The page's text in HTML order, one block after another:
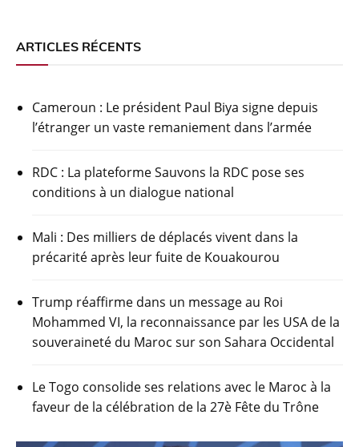
ARTICLES RÉCENTS
Cameroun : Le président Paul Biya signe depuis
l’étranger un vaste remaniement dans l’armée
RDC : La plateforme Sauvons la RDC pose ses
conditions à un dialogue national
Mali : Des milliers de déplacés vivent dans la
précarité après leur fuite de Kouakourou
Trump réaffirme dans un message au Roi
Mohammed VI, la reconnaissance par les USA de la
souveraineté du Maroc sur son Sahara Occidental
Le Togo consolide ses relations avec le Maroc à la
faveur de la célébration de la 27è Fête du Trône